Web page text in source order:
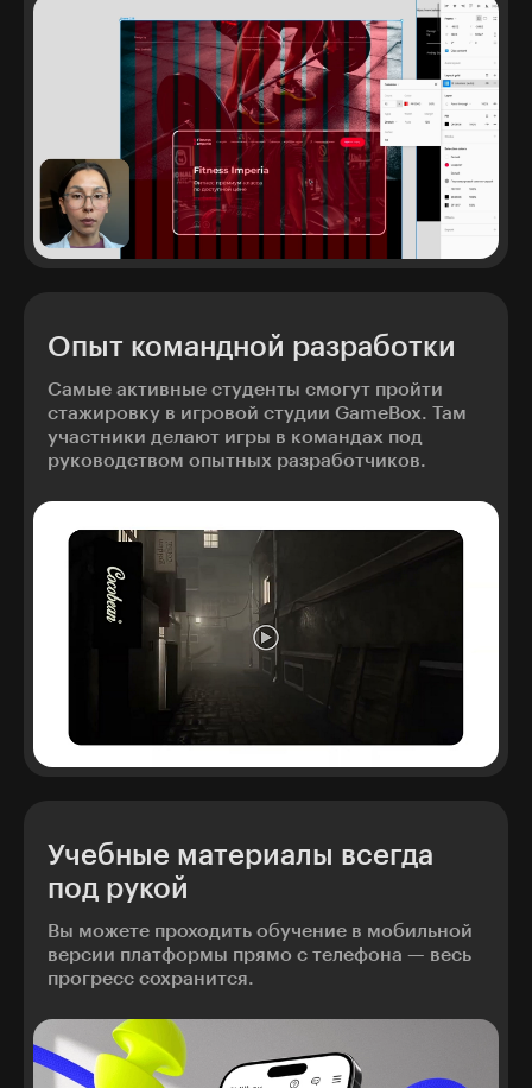
Опыт командной разработки
Самые активные студенты смогут пройти
стажировку в игровой студии GameBox. Там
участники делают игры в командах под
руководством опытных разработчиков.
Учебные материалы всегда
под рукой
Вы можете проходить обучение в мобильной
версии платформы прямо с телефона — весь
прогресс сохранится.